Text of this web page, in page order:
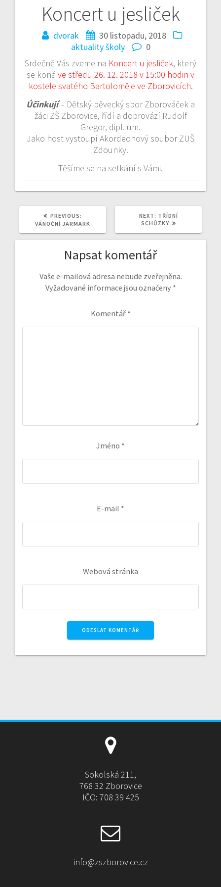
Koncert u jesliček
dvorak
30 listopadu, 2018
aktuality školy
0
Srdečně Vás zveme na Koncert u jesliček, který
se koná ve středu 26. 12. 2018 v 15:00 hodin v
kostele svatého Bartoloměje ve Zborovicích.
Účinkují– Dětský pěvecký sbor Zborováček a
žáci ZŠ Zborovice, řídí a doprovází Rudolf
Gregor, dipl. um.
Jako host vystoupí Akordeonový soubor ZUŠ
Zdounky.
Těšíme se na setkání s Vámi.
Navigace
příspěvek
PREVIOUS:
POST:
VÁNOČNÍ JARMARK
NEXT: NEXT
POST:
TŘÍDNÍ
SCHŮZKY
Napsat komentář
Vaše e-mailová adresa nebude zveřejněna.
Vyžadované informace jsou označeny *
Komentář *
Jméno *
E-mail *
Webová stránka
A
t
i
e
:
Sokolská 211,
768 32 Zborovice
IČO: 708 39 425
info@zszborovice.cz